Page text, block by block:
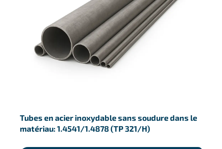
Tubes en acier inoxydable sans soudure dans le
matériau: 1.4541/1.4878 (TP 321/H)